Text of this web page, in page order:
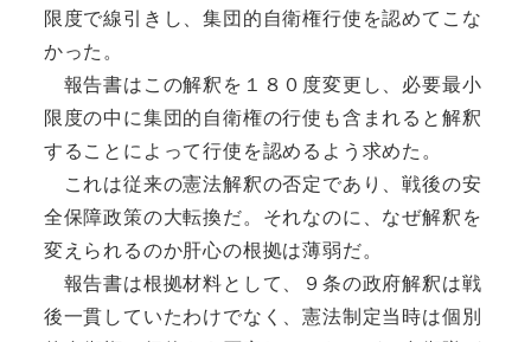
限度で線引きし、集団的自衛権行使を認めてこな
かった。
報告書はこの解釈を１８０度変更し、必要最小
限度の中に集団的自衛権の行使も含まれると解釈
することによって行使を認めるよう求めた。
これは従来の憲法解釈の否定であり、戦後の安
全保障政策の大転換だ。それなのに、なぜ解釈を
変えられるのか肝心の根拠は薄弱だ。
報告書は根拠材料として、９条の政府解釈は戦
後一貫していたわけでなく、憲法制定当時は個別